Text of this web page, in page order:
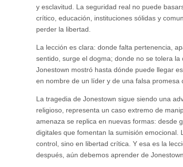
y esclavitud. La seguridad real no puede
crítico, educación, instituciones sólidas y
perder la libertad.
La lección es clara: donde falta pertenencia,
sentido, surge el dogma; donde no se tolera la
Jonestown mostró hasta dónde puede llegar
en nombre de un líder y de una falsa promesa
La tragedia de Jonestown sigue siendo una
religioso, representa un caso extremo de
amenaza se replica en nuevas formas: desde
digitales que fomentan la sumisión emocional.
control, sino en libertad crítica. Y esa es la
después, aún debemos aprender de Jonestown.